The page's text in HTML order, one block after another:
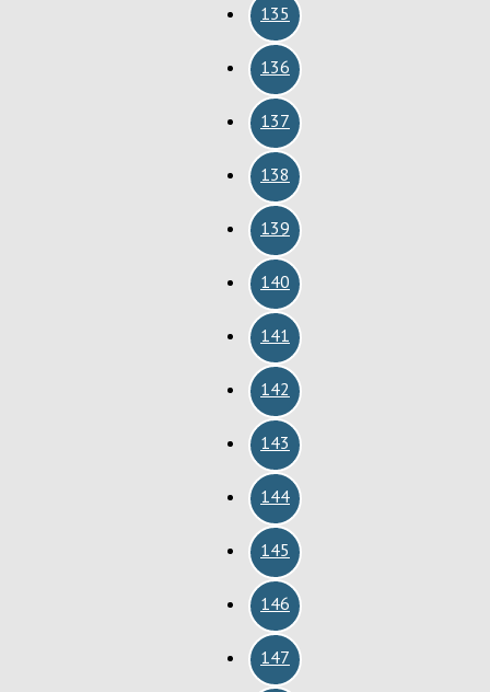
135
136
137
138
139
140
141
142
143
144
145
146
147